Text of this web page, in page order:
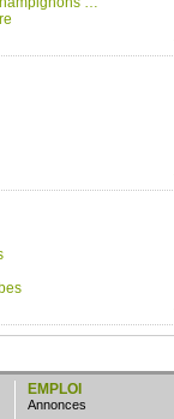
EMPLOI
annonces